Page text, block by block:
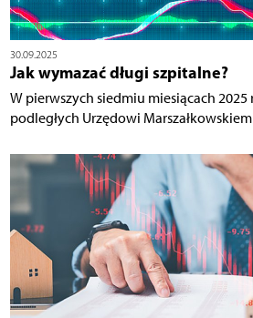
30.09.2025
Jak wymazać długi szpitalne?
W pierwszych siedmiu miesiącach
podległych Urzędowi